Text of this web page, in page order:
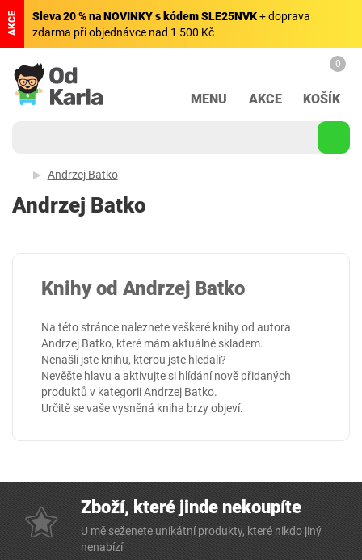
AKCE Sleva 20 % na NOVINKY s kódem SLE25NVK+ doprava
zdarma při objednávce nad 1 500 Kč
MENU AKCE
0
KOŠÍK
Andrzej Batko
Andrzej Batko
Knihy od Andrzej Batko
Na této stránce naleznete veškeré knihy od autora
Andrzej Batko, které mám aktuálně skladem.
Nenašli jste knihu, kterou jste hledali?
Nevěšte hlavu a aktivujte si hlídání nově přidaných
produktů v kategoriiAndrzej Batko.
Určitě se vaše vysněná kniha brzy objeví.
Zboží, které jinde nekoupíte
U mě seženete unikátní produkty, které nikdo jiný
nenabízí